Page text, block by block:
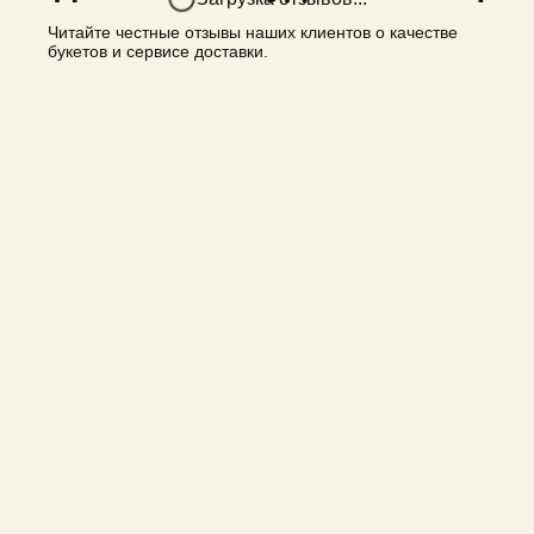
Читайте честные отзывы наших клиентов о качестве
букетов и сервисе доставки.